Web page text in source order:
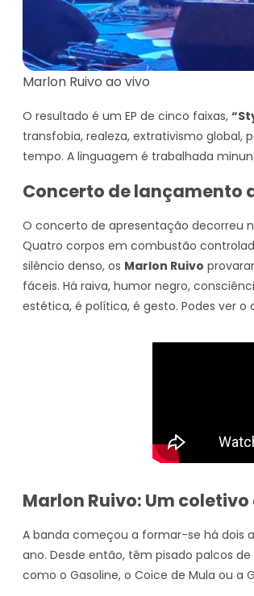
Marlon Ruivo ao vivo
O resultado é um EP de cinco faixas,
transfobia, realeza, extrativismo
tempo. A linguagem é trabalhada
Concerto de lançamento
O concerto de apresentação decorreu
Quatro corpos em combustão
silêncio denso, os Marlon Ruivo
fáceis. Há raiva, humor negro,
estética, é política, é gesto. Podes ver
Marlon Ruivo: Um
A banda começou a formar-se há dois
ano. Desde então, têm pisado palcos de
como o Gasoline, o Coice de Mula ou a